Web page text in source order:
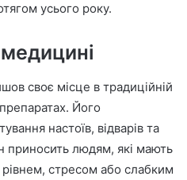
усього року.
своє місце в традиційній
Його
настоїв, відварів та
приносить людям, які мають
стресом або слабким